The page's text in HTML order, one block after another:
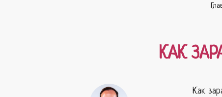
КАК
Как